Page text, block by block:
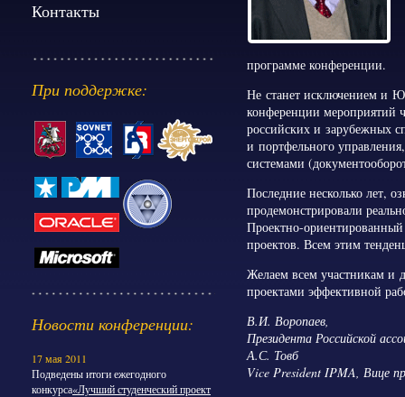
Контакты
При поддержке:
Новости конференции:
17 мая 2011
Подведены итоги ежегодного
конкурса«Лучший студенческий проект
программе конференции.
Не станет исключением и
конференции мероприятий
российских и зарубежных
и портфельного
системами
Последние несколько лет,
продемонстрировали
Проектно-ориентированный
проектов. Всем этим
Желаем всем участникам
проектами эффективной
В.И. Воропаев,
Президента Российской
А.С. Товб
Vice President IPMA, Вице